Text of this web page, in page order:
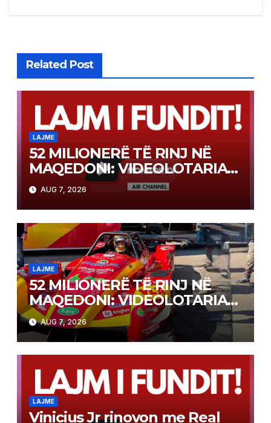
Related Post
LAJME
52 MILIONERË TË RINJ NË
MAQEDONI: VIDEOLOTARIA
KASINOS AUSTRIA PAGOI MBI
2 MILIONË EURO PËR FITIME
NË FITIME XHEKPOT VLT
AUG 7, 2026
LAJME
52 MILIONERË TË RINJ NË
MAQEDONI: VIDEOLOTARIA
KASINOS AUSTRIA PAGOI MBI
2 MILIONË EURO PËR FITIME
NË FITIME XHEKPOT VLT
AUG 7, 2026
LAJME
Vinicius Jr rinovon me Real